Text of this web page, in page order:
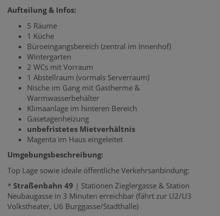
Aufteilung & Infos:
5 Räume
1 Küche
Büroeingangsbereich (zentral im Innenhof)
Wintergarten
2 WCs mit Vorraum
1 Abstellraum (vormals Serverraum)
Nische im Gang mit Gastherme &
Warmwasserbehälter
Klimaanlage im hinteren Bereich
Gasetagenheizung
unbefristetes Mietverhältnis
Magenta im Haus eingeleitet
Umgebungsbeschreibung:
Top Lage sowie ideale öffentliche Verkehrsanbindung:
* Straßenbahn 49 | Stationen Zieglergasse & Station
Neubaugasse in 3 Minuten erreichbar (fährt zur U2/U3
Volkstheater, U6 Burggasse/Stadthalle)